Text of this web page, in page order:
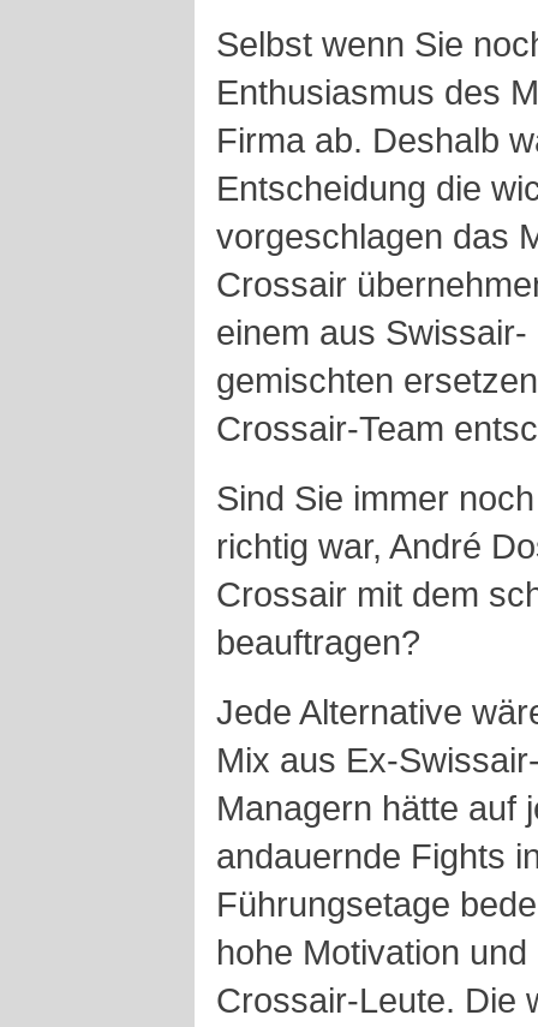
Selbst wenn Sie
Enthusiasmus des
Firma ab. Deshalb
Entscheidung die
vorgeschlagen das
Crossair
einem aus
gemischten
Crossair-Team
Sind Sie immer
richtig war, André
Crossair mit dem
beauftragen?
Jede Alternative
Mix aus Ex-
Managern hätte auf
andauernde Fights
Führungsetage
hohe Motivation
Crossair-Leute. Die